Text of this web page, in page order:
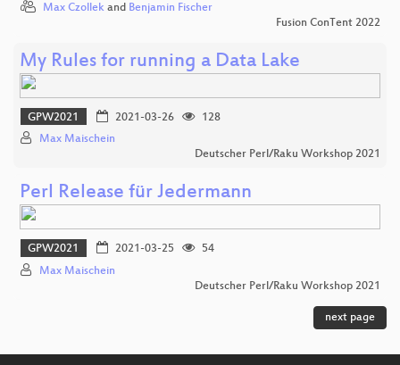
Max Czollek and Benjamin Fischer
Fusion ConTent 2022
My Rules for running a Data Lake
GPW2021 2021-03-26
128
Max Maischein
Deutscher Perl/Raku Workshop 2021
Perl Release für Jedermann
GPW2021 2021-03-25
54
Max Maischein
Deutscher Perl/Raku Workshop 2021
next page